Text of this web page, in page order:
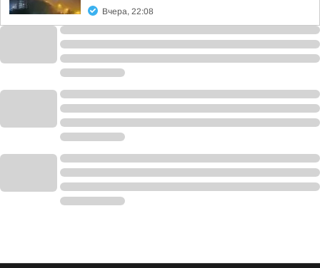
Вчера, 22:08